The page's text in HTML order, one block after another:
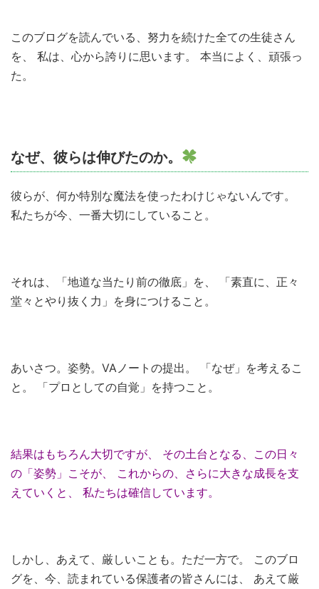
このブログを読んでいる、努力を続けた全ての生徒さん
を、 私は、心から誇りに思います。 本当によく、頑張っ
た。
なぜ、彼らは伸びたのか。
彼らが、何か特別な魔法を使ったわけじゃないんです。
私たちが今、一番大切にしていること。
それは、「地道な当たり前の徹底」を、 「素直に、正々
堂々とやり抜く力」を身につけること。
あいさつ。姿勢。VAノートの提出。 「なぜ」を考えるこ
と。 「プロとしての自覚」を持つこと。
結果はもちろん大切ですが、 その土台となる、この日々
の「姿勢」こそが、 これからの、さらに大きな成長を支
えていくと、 私たちは確信しています。
しかし、あえて、厳しいことも。ただ一方で。 このブロ
グを、今、読まれている保護者の皆さんには、 あえて厳